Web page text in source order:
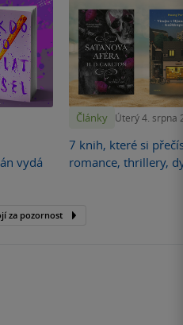
vydá
Články Úterý 4. srpna
7 knih, které si
romance, thrillery,
za pozornost